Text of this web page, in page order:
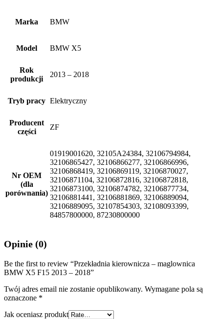
Marka BMW
Model BMW X5
Rok
produkcji
2013 – 2018
Tryb pracy Elektryczny
Producent
części
ZF
Nr OEM
(dla
porównania)
01919001620, 32105A24384, 32106794984,
32106865427, 32106866277, 32106866996,
32106868419, 32106869119, 32106870027,
32106871104, 32106872816, 32106872818,
32106873100, 32106874782, 32106877734,
32106881441, 32106881869, 32106889094,
32106889095, 32107854303, 32108093399,
84857800000, 87230800000
Opinie (0)
Be the first to review “Przekładnia kierownicza – maglownica
BMW X5 F15 2013 – 2018”
Twój adres email nie zostanie opublikowany. Wymagane pola są
oznaczone *
Jak oceniasz produkt